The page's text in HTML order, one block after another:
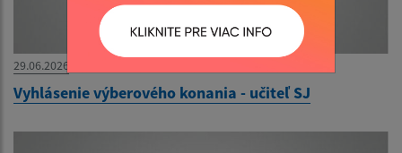
29.06.2026
Vyhlásenie výberového konania - učiteľ SJ